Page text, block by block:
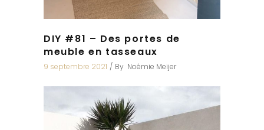
DIY #81 – Des portes de
meuble en tasseaux
9 septembre 2021 By Noémie Meijer